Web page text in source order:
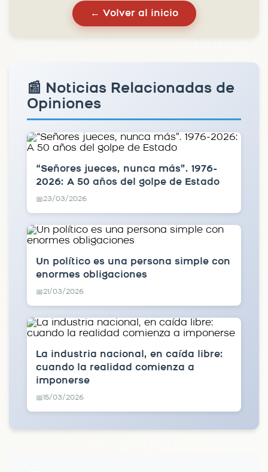
← Volver al inicio
📰 Noticias Relacionadas de
Opiniones
“Señores jueces, nunca más”. 1976-
2026: A 50 años del golpe de Estado
📅23/03/2026
Un político es una persona simple con
enormes obligaciones
📅21/03/2026
La industria nacional, en caída libre:
cuando la realidad comienza a
imponerse
📅15/03/2026